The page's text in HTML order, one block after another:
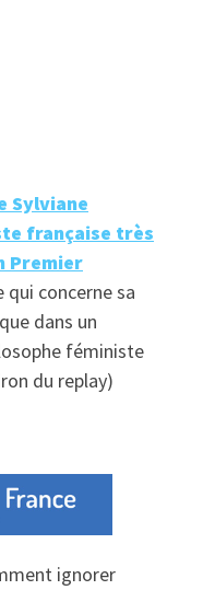
Sylviane
française très
Premier
qui concerne sa
dans un
féministe
du replay)
ignorer